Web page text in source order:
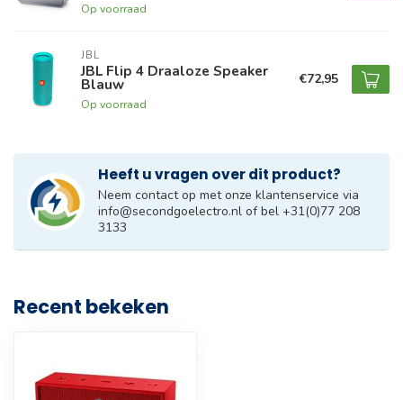
Op voorraad
JBL
JBL Flip 4 Draaloze Speaker
Blauw
Op voorraad
€72,95
Heeft u vragen over dit product?
Neem contact op met onze klantenservice via
info@secondgoelectro.nl of bel +31(0)77 208
3133
Recent bekeken